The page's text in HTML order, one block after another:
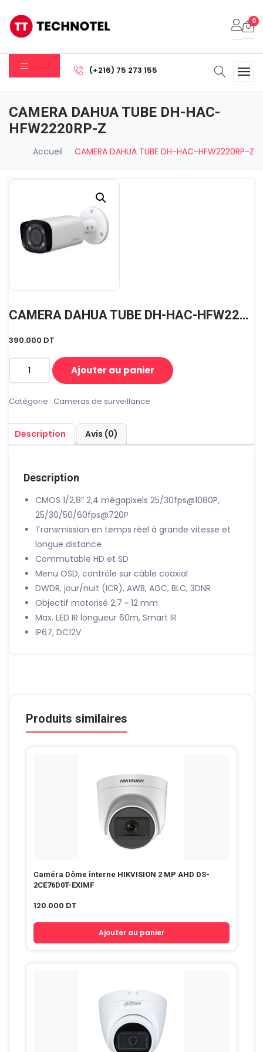
0
Votre panier est vide.
Sous-total: 0.000DT
Voir Le Panier Commander
(+216) 75 273 155
CAMERA DAHUA TUBE DH-HAC-
HFW2220RP-Z
Accueil CAMERA DAHUA TUBE DH-HAC-HFW2220RP-Z
CAMERA DAHUA TUBE DH-HAC-HFW2220RP-Z
390.000 DT
quantité
CAMERA
TUBE
DH-
HAC-
Ajouter au panier
Catégorie : Cameras de surveillance
Description Avis (0)
Description
CMOS 1/2,8″ 2,4 mégapixels 25/30fps@1080P,
25/30/50/60fps@720P
Transmission en temps réel à grande vitesse et
longue distance
Commutable HD et SD
Menu OSD, contrôle sur câble coaxial
DWDR, jour/nuit (ICR), AWB, AGC, BLC, 3DNR
Objectif motorisé 2,7 ~ 12 mm
Max. LED IR longueur 60m, Smart IR
IP67, DC12V
Produits similaires
Caméra Dôme interne HIKVISION 2 MP AHD DS-
2CE76D0T-EXIMF
120.000 DT
Ajouter au panier